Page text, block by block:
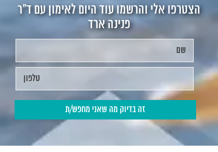
הצטרפו אלי והרשמו עוד היום לאימון עם ד"ר
פנינה ארד